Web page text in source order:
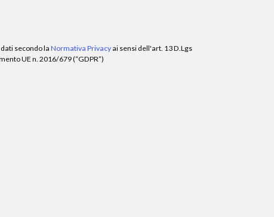
secondo la Normativa Privacyai sensi dell'art. 13 D.Lgs
UE n. 2016/679 (“GDPR”)